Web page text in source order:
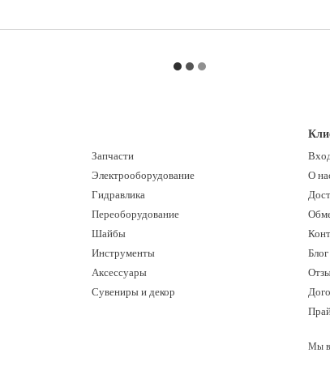
Запчасти
Электрооборудование
Гидравлика
Переоборудование
Шайбы
Инструменты
Аксессуары
Сувениры и декор
О
Блог
Мы в